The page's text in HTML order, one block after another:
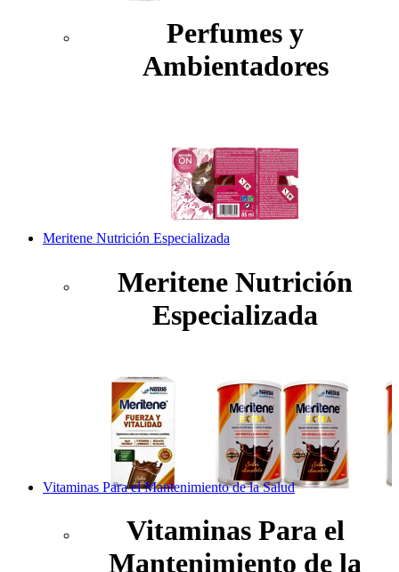
Perfumes y
Ambientadores
Meritene Nutrición Especializada
Meritene Nutrición
Especializada
Vitaminas Para el Mantenimiento de la Salud
Vitaminas Para el
Mantenimiento de la